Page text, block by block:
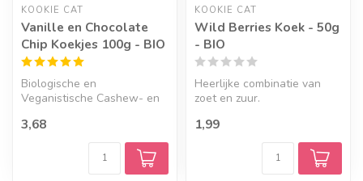
KOOKIE CAT
Vanille en Chocolate
Chip Koekjes 100g - BIO
Biologische en
Veganistische Cashew- en
chocolade in...
3,68
KOOKIE CAT
Wild Berries Koek - 50g
- BIO
Heerlijke combinatie van
zoet en zuur.
1,99